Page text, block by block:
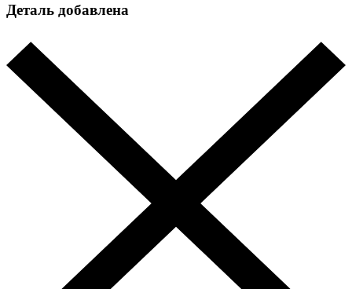
Деталь добавлена